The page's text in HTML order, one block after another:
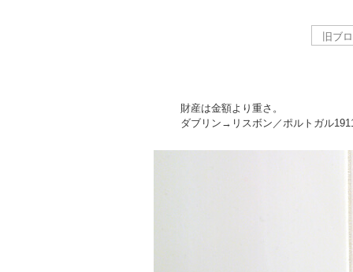
財産は金額より重さ。
ダブリン→リスボン／ポルトガル